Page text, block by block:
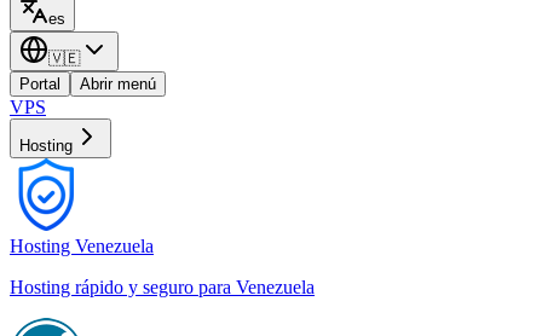
es
🇻🇪
Portal
Abrir menú
VPS
Hosting
Hosting Venezuela
Hosting rápido y seguro para Venezuela